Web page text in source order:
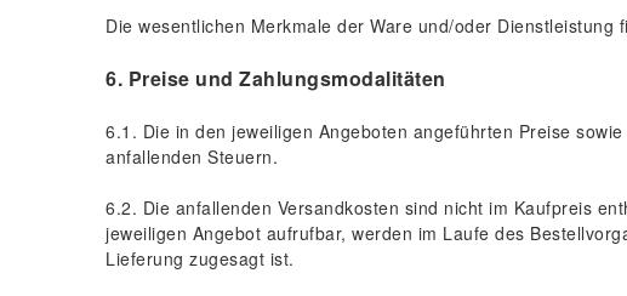
Die wesentlichen Merkmale der Ware und/oder Dienstleistung
6. Preise und Zahlungsmodalitäten
6.1. Die in den jeweiligen Angeboten angeführten Preise
anfallenden Steuern.
6.2. Die anfallenden Versandkosten sind nicht im Kaufpreis
jeweiligen Angebot aufrufbar, werden im Laufe des
Lieferung zugesagt ist.